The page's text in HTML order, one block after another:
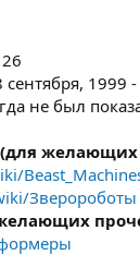
26
сентября, 1999
не был
Зверороботы